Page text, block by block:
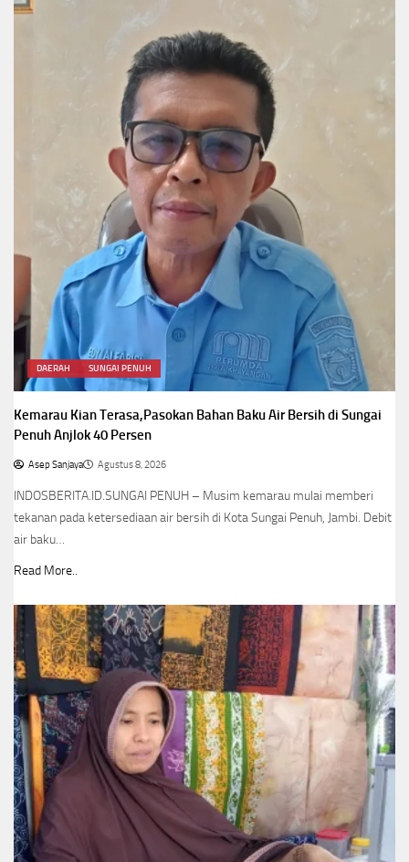
DAERAH SUNGAI PENUH
Kemarau Kian Terasa,Pasokan Bahan Baku Air Bersih di Sungai
Penuh Anjlok 40 Persen
Asep Sanjaya Agustus 8, 2026
INDOSBERITA.ID.SUNGAI PENUH – Musim kemarau mulai memberi
tekanan pada ketersediaan air bersih di Kota Sungai Penuh, Jambi. Debit
air baku…
Read More..